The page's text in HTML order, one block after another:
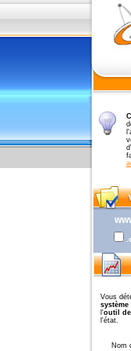
Vous
l'outil
l'état.
Nom